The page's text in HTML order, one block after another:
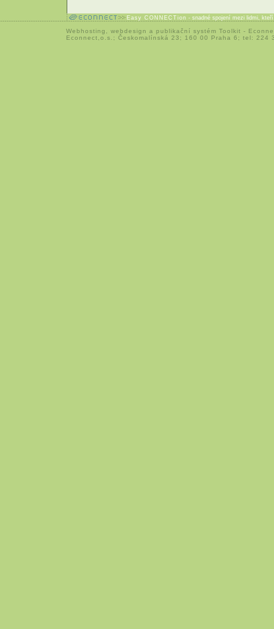
Easy CONNECTion - snadné spojení mezi lidmi,
Webhosting webdesign a publikační systém Toolkit -
Econnect,o.s.; Českomalínská 23; 160 00 Praha 6; tel: 224